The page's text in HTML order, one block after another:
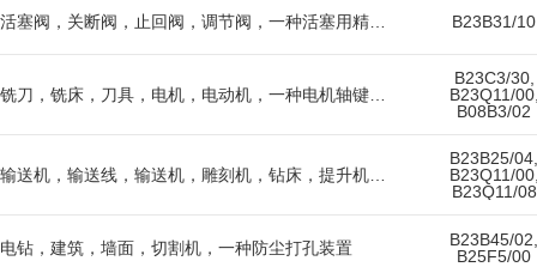
B23B31/10
B23C3/30,
B23Q11/00,
B08B3/02
B23B25/04,
B23Q11/00,
B23Q11/08
电钻，建筑，墙面，切割机，一种防尘打孔装置
B23B45/02,
B25F5/00